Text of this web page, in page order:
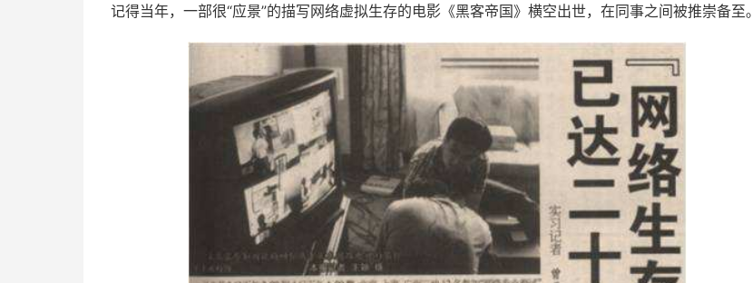
记得当年，一部很“应景”的描写网络虚拟生存的电影《黑客帝国》横空出世，在同事之间被推崇备至。